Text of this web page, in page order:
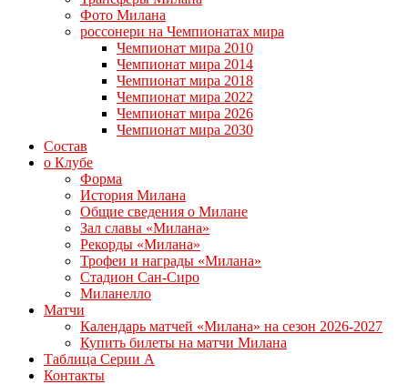
Фото Милана
россонери на Чемпионатах мира
Чемпионат мира 2010
Чемпионат мира 2014
Чемпионат мира 2018
Чемпионат мира 2022
Чемпионат мира 2026
Чемпионат мира 2030
Состав
о Клубе
Форма
История Милана
Общие сведения о Милане
Зал славы «Милана»
Рекорды «Милана»
Трофеи и награды «Милана»
Стадион Сан-Сиро
Миланелло
Матчи
Календарь матчей «Милана» на сезон 2026-2027
Купить билеты на матчи Милана
Таблица Серии А
Контакты